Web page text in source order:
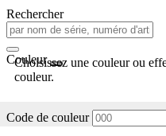
Rechercher
Couleur
Choisissez une couleur ou
couleur.
Code de couleur